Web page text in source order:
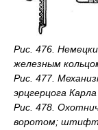
Рис. 476.
железным
Рис. 477.
эрцгерцога
Рис. 478.
воротом;